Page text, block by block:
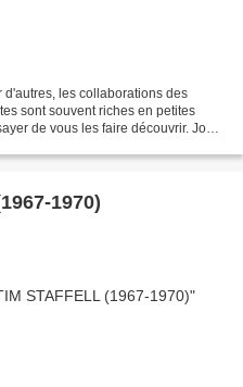
les collaborations des
sont souvent riches en petites
de vous les faire découvrir. John
1970)